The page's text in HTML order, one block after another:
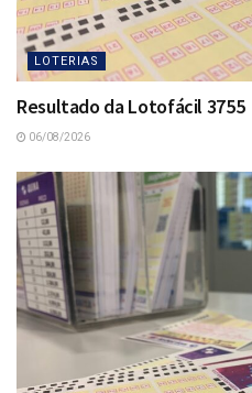
LOTERIAS
Resultado da Lotofácil 3755
06/08/2026